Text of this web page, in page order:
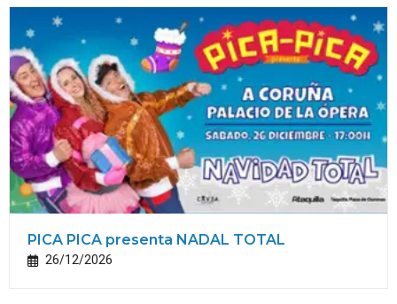
PICA PICA presenta NADAL TOTAL
26/12/2026